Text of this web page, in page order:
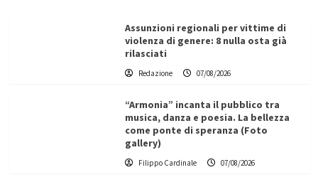
Assunzioni regionali per vittime di
violenza di genere: 8 nulla osta già
rilasciati
Redazione 07/08/2026
“Armonia” incanta il pubblico tra
musica, danza e poesia. La bellezza
come ponte di speranza (Foto
gallery)
Filippo Cardinale 07/08/2026